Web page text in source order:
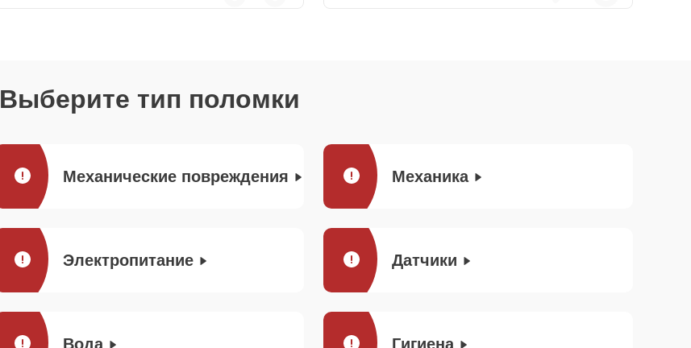
Выберите тип поломки
Механические повреждения Механика
Электропитание Датчики
Вода Гигиена